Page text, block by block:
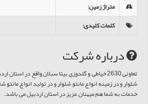
متراژ زمین:
کلمات کلیدی:
درباره شرکت
تعاونی 2630 خیاطی و گلدوزی بیتا سبلان واقع در
شلوار و در زمینه انواع مانتو شلوار و در تولید انواع مانتو
خدمات به شما هم میهنان عزیز در استان اردبیل می باشد.